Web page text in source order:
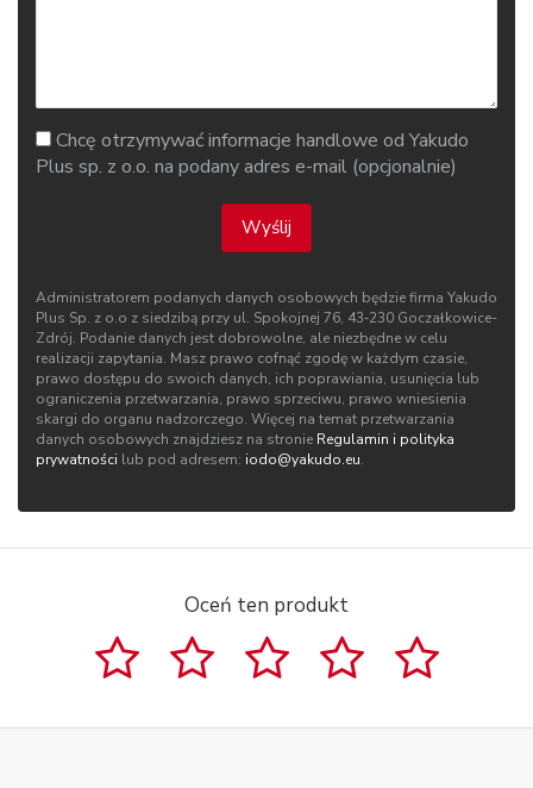
Chcę otrzymywać informacje handlowe od Yakudo
Plus sp. z o.o. na podany adres e-mail (opcjonalnie)
Wyślij
Administratorem podanych danych osobowych będzie firma Yakudo
Plus Sp. z o.o z siedzibą przy ul. Spokojnej 76, 43‑230 Goczałkowice-
Zdrój. Podanie danych jest dobrowolne, ale niezbędne w celu
realizacji zapytania. Masz prawo cofnąć zgodę w każdym czasie,
prawo dostępu do swoich danych, ich poprawiania, usunięcia lub
ograniczenia przetwarzania, prawo sprzeciwu, prawo wniesienia
skargi do organu nadzorczego. Więcej na temat przetwarzania
danych osobowych znajdziesz na stronie Regulamin i polityka
prywatności lub pod adresem: iodo@yakudo.eu.
Oceń ten produkt